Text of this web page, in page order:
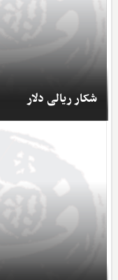
شکار ریالی دلار